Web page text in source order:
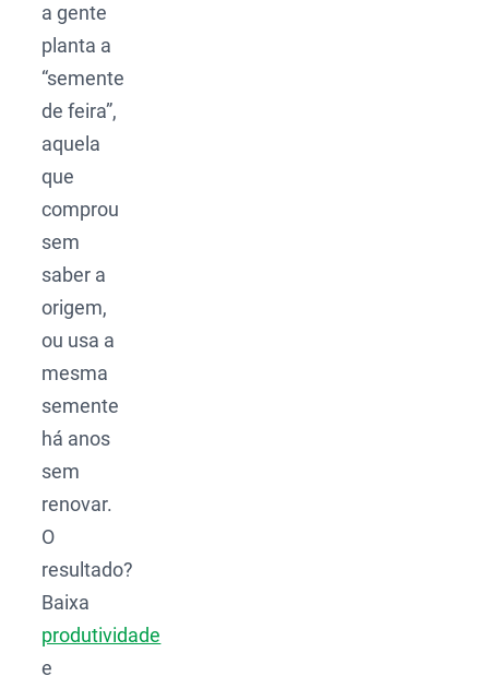
a gente
planta a
“semente
de feira”,
aquela
que
comprou
sem
saber a
origem,
ou usa a
mesma
semente
há anos
sem
renovar.
O
resultado?
Baixa
produtividade
e